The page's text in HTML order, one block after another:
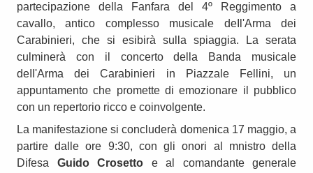
partecipazione della Fanfara del 4º Reggimento a
cavallo, antico complesso musicale deIl'Arma dei
Carabinieri, che si esibirà sulla spiaggia. La serata
culminerà con il concerto della Banda musicale
deII'Arma dei Carabinieri in Piazzale Fellini, un
appuntamento che promette di emozionare il pubblico
con un repertorio ricco e coinvolgente.
La manifestazione si concluderà domenica 17 maggio, a
partire dalle ore 9:30, con gli onori al mnistro della
Difesa Guido Crosetto e al comandante generale